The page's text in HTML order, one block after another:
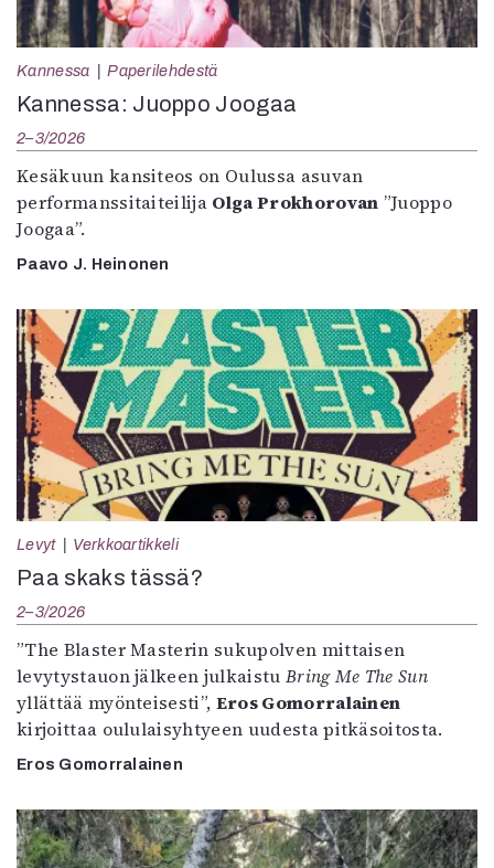
Kannessa Paperilehdestä
Kannessa: Juoppo Joogaa
2–3/2026
Kesäkuun kansiteos on Oulussa asuvan
performanssitaiteilija Olga Prokhorovan ”Juoppo
Joogaa”.
Paavo J. Heinonen
Levyt Verkkoartikkeli
Paa skaks tässä?
2–3/2026
”The Blaster Masterin sukupolven mittaisen
levytystauon jälkeen julkaistu Bring Me The Sun
yllättää myönteisesti”, Eros Gomorralainen
kirjoittaa oululaisyhtyeen uudesta pitkäsoitosta.
Eros Gomorralainen